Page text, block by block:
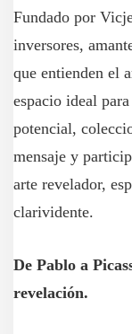
Fundado por
inversores,
que entienden el
espacio ideal
potencial,
mensaje y
arte revelador,
clarividente.
De Pablo a
revelación.